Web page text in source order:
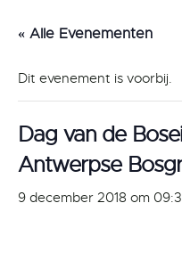
« Alle Evenementen
Dit evenement is voorbij.
Dag van de
Antwerpse
9 december 2018 om